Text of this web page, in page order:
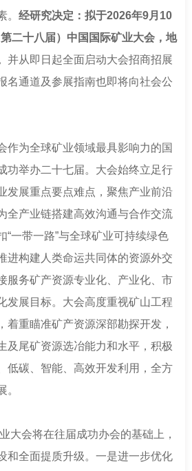
。 经研究决定：拟于2026年9月10
二十八届）中国国际矿业大会，地
并从即日起全面启动大会招商招展
名通道及参展指南也即将向社会公
为全球矿业领域最具影响力的国
功举办二十七届。大会始终立足行
发展重点要点难点，聚焦产业前沿
全产业链搭建高效沟通与合作交流
“一带一路”与全球矿业可持续绿色
进构建人类命运共同体的资源外交
服务矿产资源专业化、产业化、市
发展目标。大会高度重视矿山工程
着重瞄准矿产资源深部勘探开发，
及尾矿资源选冶能力和水平，积极
低碳、智能、高效开发利用，全方
。
会将在往届成功办会的基础上，
和全面提质升级。一是进一步优化